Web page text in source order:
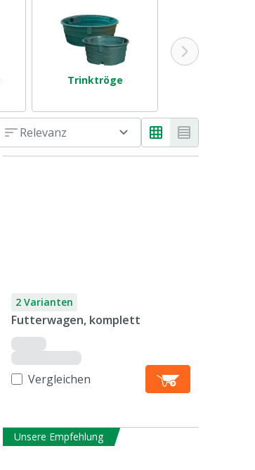
Trinktröge
Relevanz
2 Varianten
Futterwagen, komplett
Vergleichen
Unsere Empfehlung